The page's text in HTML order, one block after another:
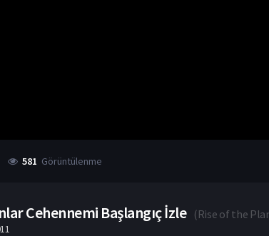
581 Görüntülenme
Cehennemi Başlangıç İzle (Rise of the